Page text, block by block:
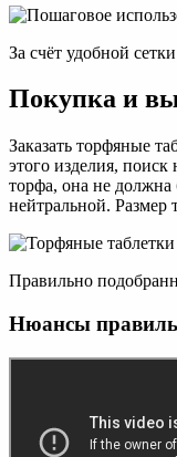
За счёт удобной
Покупка и
Заказать торфяные
этого изделия,
торфа, она не должна
нейтральной. Размер
Правильно
Нюансы